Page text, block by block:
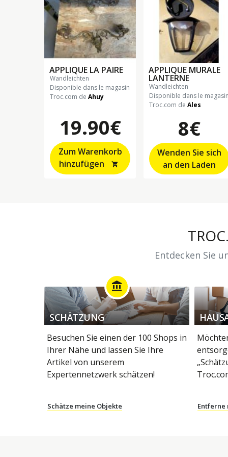
APPLIQUE LA PAIRE
wandleichten
Disponible dans le magasin
Troc.com de Ahuy
19.90€
Zum Warenkorb
hinzufügen
shopping_cart
APPLIQUE MURALE
LANTERNE
wandleichten
Disponible dans le
Troc.com de Ales
8€
Wenden Sie sich
an den Laden
Entdecken Sie
account_balance
SCHÄTZUNG
Besuchen Sie einen der 100 Shops in
Ihrer Nähe und lassen Sie Ihre
Artikel von unserem
Expertennetzwerk schätzen!
Schätze meine Objekte Entferne